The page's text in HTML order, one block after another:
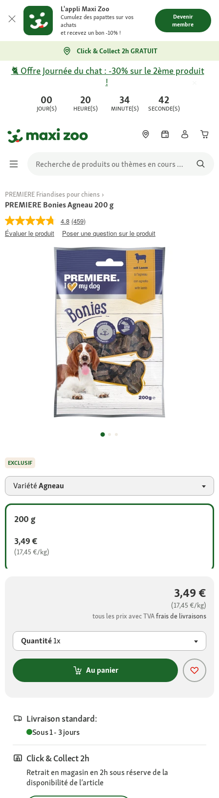
L'appli Maxi Zoo
Cumulez des papattes sur vos
achats
et recevez un bon -10% !
Devenir
membre
Click & Collect 2h GRATUIT
00
JOUR(S)
20
HEURE(S)
34
MINUTE(S)
42
SECONDE(S)
🐈 Offre Journée du chat : -30% sur le 2ème produit
!
PREMIERE Friandises pour chiens
PREMIERE Bonies Agneau 200 g
4.8 (459)
Évaluer le produit
Poser une question sur le produit
VariétéAgneau
200 g
3,49 €
(17,45 €/kg)
3,49 €
(17,45 €/kg)
tous les prix avec TVAfrais de livraisons
Quantité1x
Au panier
Livraison standard:
Sous 1 - 3 jours
Click & Collect 2h
Retrait en magasin en 2h sous réserve de la
disponibilité de l’article
EXCLUSIF